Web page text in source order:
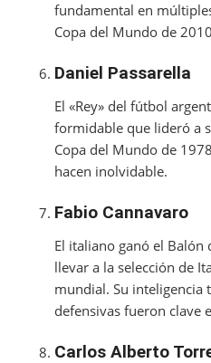
fundamental en
Copa del Mundo de
Daniel Passarella
El «Rey» del fútbol
formidable que lideró a
Copa del Mundo de
hacen inolvidable.
Fabio Cannavaro
El italiano ganó el Balón
llevar a la selección de
mundial. Su inteligencia
defensivas fueron clave
Carlos Alberto